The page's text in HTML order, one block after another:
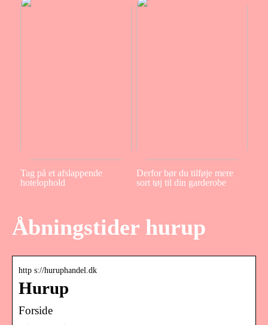
Tag på et afslappende
hotelophold
Derfor bør du tilføje mere
sort tøj til din garderobe
Åbningstider hurup
http s://huruphandel.dk
Hurup
Forside